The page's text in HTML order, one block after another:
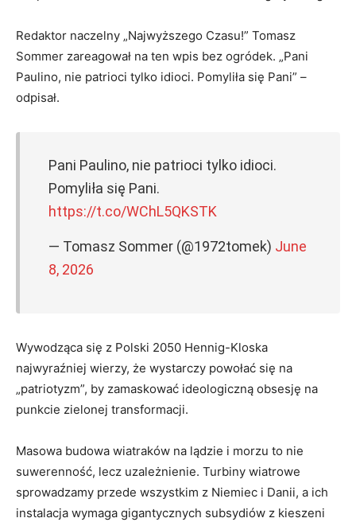
Redaktor naczelny „Najwyższego Czasu!” Tomasz
Sommer zareagował na ten wpis bez ogródek. „Pani
Paulino, nie patrioci tylko idioci. Pomyliła się Pani” –
odpisał.
Pani Paulino, nie patrioci tylko idioci.
Pomyliła się Pani.
https://t.co/WChL5QKSTK
— Tomasz Sommer (@1972tomek) June
8, 2026
Wywodząca się z Polski 2050 Hennig-Kloska
najwyraźniej wierzy, że wystarczy powołać się na
„patriotyzm”, by zamaskować ideologiczną obsesję na
punkcie zielonej transformacji.
Masowa budowa wiatraków na lądzie i morzu to nie
suwerenność, lecz uzależnienie. Turbiny wiatrowe
sprowadzamy przede wszystkim z Niemiec i Danii, a ich
instalacja wymaga gigantycznych subsydiów z kieszeni